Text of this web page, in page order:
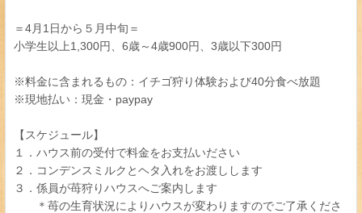
＝4月1日から５月中旬＝
小学生以上1,300円、6歳～4歳900円、3歳以下300円
※料金に含まれるもの：イチゴ狩り体験および40分食べ放題
※現地払い：現金・paypay
【スケジュール】
１．ハウス前の受付で料金をお支払いださい
２．コンデンスミルクとヘタ入れをお渡しします
３．係員が苺狩りハウスへご案内します
＊苺の生育状況によりハウスが変わりますのでご了承くださ